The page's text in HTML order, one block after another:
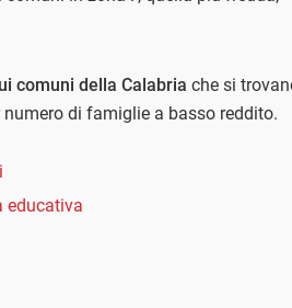
comuni della Calabria che si
di famiglie a basso reddito.
educativa